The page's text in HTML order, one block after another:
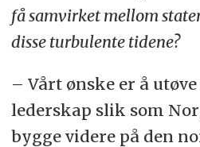
få samvirket mellom
disse turbulente tidene?
– Vårt ønske er å
lederskap slik som
bygge videre på den